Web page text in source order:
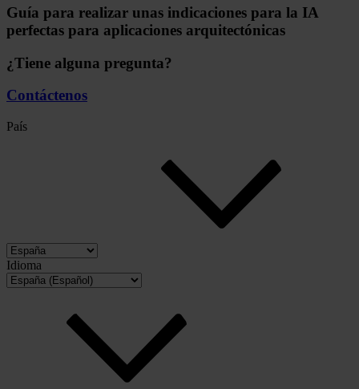
Guía para realizar unas indicaciones para la IA
perfectas para aplicaciones arquitectónicas
¿Tiene alguna pregunta?
Contáctenos
País
Idioma